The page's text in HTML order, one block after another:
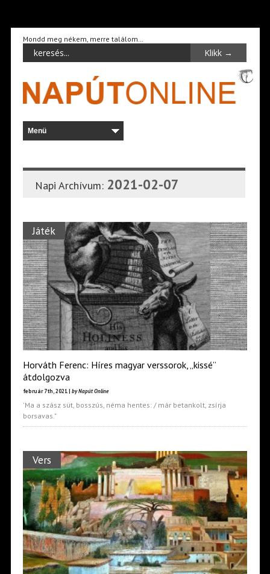
Mondd meg nékem, merre találom…
Napi Archívum: 2021-02-07
Játék
Horváth Ferenc: Híres magyar verssorok, „kissé”
átdolgozva
február 7th, 2021 | by Napút Online
'Ma a szász süt, bosszús, néma hentes: / már betankolt, zsírja
borsavas."
Vers